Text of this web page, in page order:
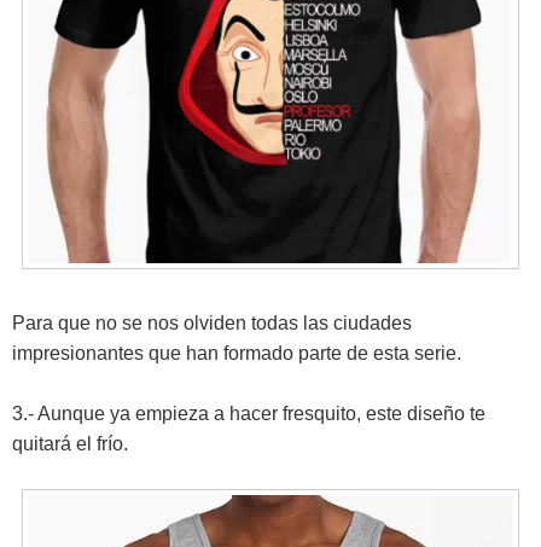
Para que no se nos olviden todas las ciudades
impresionantes que han formado parte de esta serie.
3.- Aunque ya empieza a hacer fresquito, este diseño te
quitará el frío.